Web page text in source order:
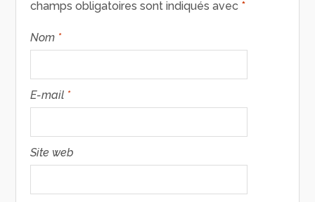
champs obligatoires sont indiqués avec *
Nom *
E-mail *
Site web